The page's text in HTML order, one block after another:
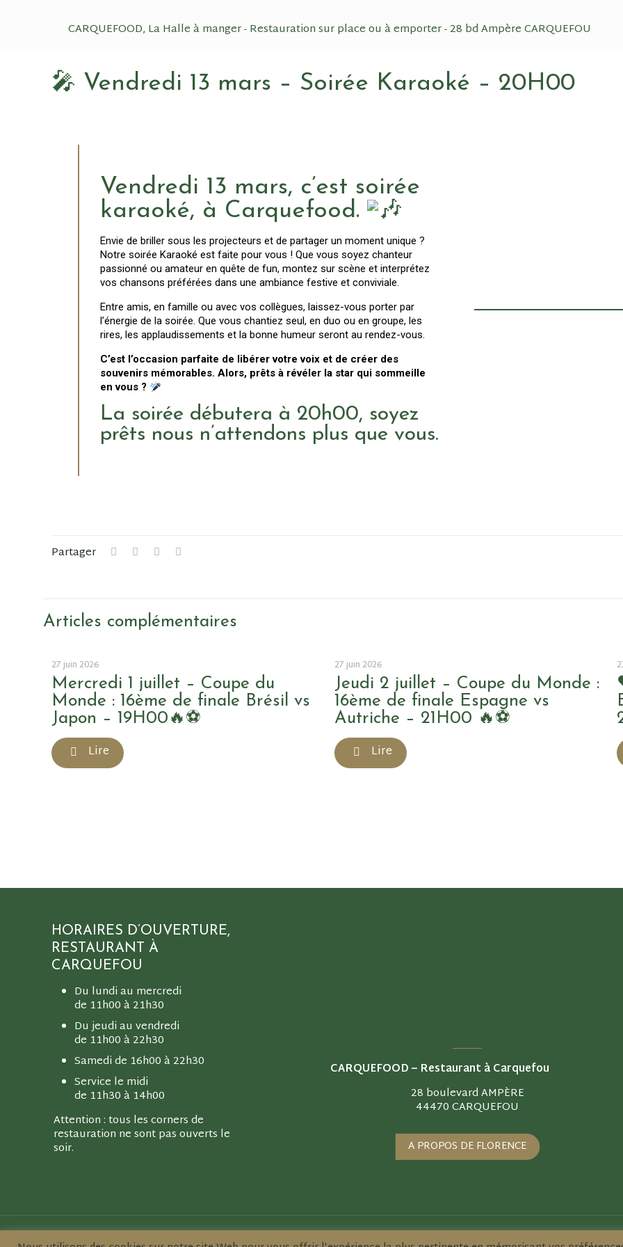
CARQUEFOOD, La Halle à manger - Restauration sur place ou à emporter - 28 bd Ampère CARQUEFOU
🎤 Vendredi 13 mars – Soirée Karaoké – 20H00
Vendredi 13 mars, c’est soirée
karaoké, à Carquefood.
Envie de briller sous les projecteurs et de partager un moment unique ?
Notre soirée Karaoké est faite pour vous ! Que vous soyez chanteur
passionné ou amateur en quête de fun, montez sur scène et interprétez
vos chansons préférées dans une ambiance festive et conviviale.
Entre amis, en famille ou avec vos collègues, laissez-vous porter par
l’énergie de la soirée. Que vous chantiez seul, en duo ou en groupe, les
rires, les applaudissements et la bonne humeur seront au rendez-vous.
C’est l’occasion parfaite de libérer votre voix et de créer des
souvenirs mémorables. Alors, prêts à révéler la star qui sommeille
en vous ?
La soirée débutera à 20h00, soyez
prêts nous n’attendons plus que vous.
Partager
Articles complémentaires
27 juin 2026
Mercredi 1 juillet – Coupe du
Monde : 16ème de finale Brésil vs
Japon – 19H00🔥⚽
Lire
27 juin 2026
Jeudi 2 juillet – Coupe du Monde :
16ème de finale Espagne vs
Autriche – 21H00 🔥⚽
Lire
HORAIRES D’OUVERTURE,
RESTAURANT À
CARQUEFOU
Du lundi au mercredi
de 11h00 à 21h30
Du jeudi au vendredi
de 11h00 à 22h30
Samedi de 16h00 à 22h30
Service le midi
de 11h30 à 14h00
Attention : tous les corners de
restauration ne sont pas ouverts le
soir.
CARQUEFOOD – Restaurant à Carquefou
28 boulevard AMPÈRE
44470 CARQUEFOU
A PROPOS DE FLORENCE
© CARQUEFOOD •Mentions légales •Site réalisé par l'agence web AXYOLE